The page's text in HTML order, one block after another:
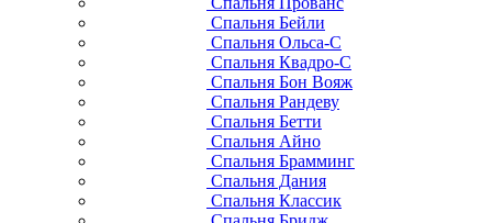
Спальня Бейли
Спальня Ольса-С
Спальня Квадро-С
Спальня Бон Вояж
Спальня Рандеву
Спальня Бетти
Спальня Айно
Спальня Брамминг
Спальня Дания
Спальня Классик